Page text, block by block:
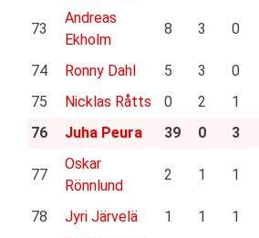
73
Andreas
Ekholm
8 3 0
74 Ronny Dahl 5 3 0
75
Nicklas Råtts 0 2 1
76
Juha Peura 39 0 3
77
Oskar
Rönnlund
2 1 1
78 Jyri Järvelä 1 1 1